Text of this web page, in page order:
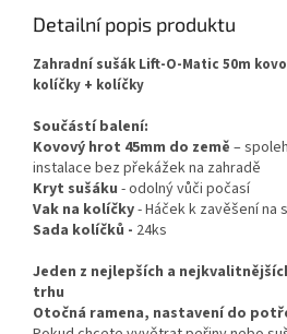
Detailní popis produktu
Zahradní sušák Lift-O-Matic 50m
kolíčky + kolíčky
Součástí balení:
Kovový hrot 45mm do země –
instalace bez překážek na zahradě
Kryt sušáku - odolný vůči počasí
Vak na kolíčky- Háček k zavěšení na
Sada kolíčků - 24ks
Jeden z nejlepších a
trhu
Otočná ramena, nastavení do